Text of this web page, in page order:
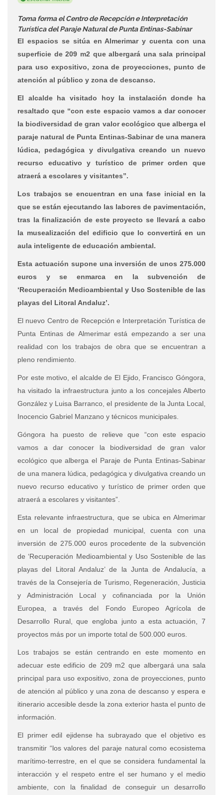
Toma forma el Centro de Recepción e Interpretación
Turística del Paraje Natural de Punta Entinas-Sabinar
El espacios se sitúa en Almerimar y cuenta con una
superficie de 209 m2 que albergará una sala principal
para uso expositivo, zona de proyecciones, punto de
atención al público y zona de descanso.
El alcalde ha visitado hoy la instalación donde ha
resaltado que “con este espacio vamos a dar conocer
la biodiversidad de gran valor ecológico que alberga el
paraje natural de Punta Entinas-Sabinar de una manera
lúdica, pedagógica y divulgativa creando un nuevo
recurso educativo y turístico de primer orden que
atraerá a escolares y visitantes”.
Los trabajos se encuentran en una fase inicial en la
que se están ejecutando las labores de pavimentación,
tras la finalización de este proyecto se llevará a cabo
la musealización del edificio que lo convertirá en un
aula inteligente de educación ambiental.
Esta actuación supone una inversión de unos 275.000
euros y se enmarca en la subvención de
‘Recuperación Medioambiental y Uso Sostenible de las
playas del Litoral Andaluz’.
El nuevo Centro de Recepción e Interpretación Turística de
Punta Entinas de Almerimar está empezando a ser una
realidad con los trabajos de obra que se encuentran a
pleno rendimiento.
Por este motivo, el alcalde de El Ejido, Francisco Góngora,
ha visitado la infraestructura junto a los concejales Alberto
González y Luisa Barranco, el presidente de la Junta Local,
Inocencio Gabriel Manzano y técnicos municipales.
Góngora ha puesto de relieve que “con este espacio
vamos a dar conocer la biodiversidad de gran valor
ecológico que alberga el Paraje de Punta Entinas-Sabinar
de una manera lúdica, pedagógica y divulgativa creando un
nuevo recurso educativo y turístico de primer orden que
atraerá a escolares y visitantes”.
Esta relevante infraestructura, que se ubica en Almerimar
en un local de propiedad municipal, cuenta con una
inversión de 275.000 euros procedente de la subvención
de ‘Recuperación Medioambiental y Uso Sostenible de las
playas del Litoral Andaluz’ de la Junta de Andalucía, a
través de la Consejería de Turismo, Regeneración, Justicia
y Administración Local y cofinanciada por la Unión
Europea, a través del Fondo Europeo Agrícola de
Desarrollo Rural, que engloba junto a esta actuación, 7
proyectos más por un importe total de 500.000 euros.
Los trabajos se están centrando en este momento en
adecuar este edificio de 209 m2 que albergará una sala
principal para uso expositivo, zona de proyecciones, punto
de atención al público y una zona de descanso y espera e
itinerario accesible desde la zona exterior hasta el punto de
información.
El primer edil ejidense ha subrayado que el objetivo es
transmitir “los valores del paraje natural como ecosistema
marítimo-terrestre, en el que se considera fundamental la
interacción y el respeto entre el ser humano y el medio
ambiente, con la finalidad de conseguir un desarrollo